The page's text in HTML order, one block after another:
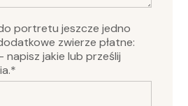
portretu jeszcze jedno
zwierze płatne:
napisz jakie lub prześlij